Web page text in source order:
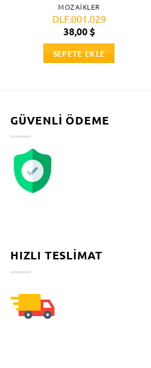
MOZAIKLER
DLF.001.029
38,00$
SEPETE EKLE
GÜVENLI ÖDEME
HIZLI TESLIMAT